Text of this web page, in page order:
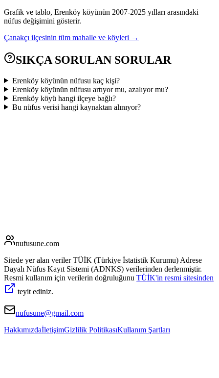
Grafik ve tablo, Erenköy köyünün 2007-2025 yılları arasındaki
nüfus değişimini gösterir.
Çanakçı ilçesinin tüm mahalle ve köyleri →
SIKÇA SORULAN SORULAR
Erenköy köyünün nüfusu kaç kişi?
Erenköy köyünün nüfusu artıyor mu, azalıyor mu?
Erenköy köyü hangi ilçeye bağlı?
Bu nüfus verisi hangi kaynaktan alınıyor?
nufusune.com
Sitede yer alan veriler TÜİK (Türkiye İstatistik Kurumu) Adrese
Dayalı Nüfus Kayıt Sistemi (ADNKS) verilerinden derlenmiştir.
Resmi kullanım için verilerin doğruluğunu TÜİK'in resmi sitesinden
teyit ediniz.
nufusune@gmail.com
HakkımızdaİletişimGizlilik PolitikasıKullanım Şartları